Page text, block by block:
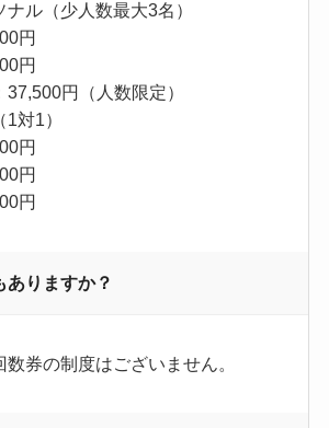
ナル（少人数最大3名）
円
円
37,500円（人数限定）
対1）
円
円
円
ありますか？
券の制度はございません。